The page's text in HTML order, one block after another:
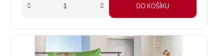
DO KOŠÍKU